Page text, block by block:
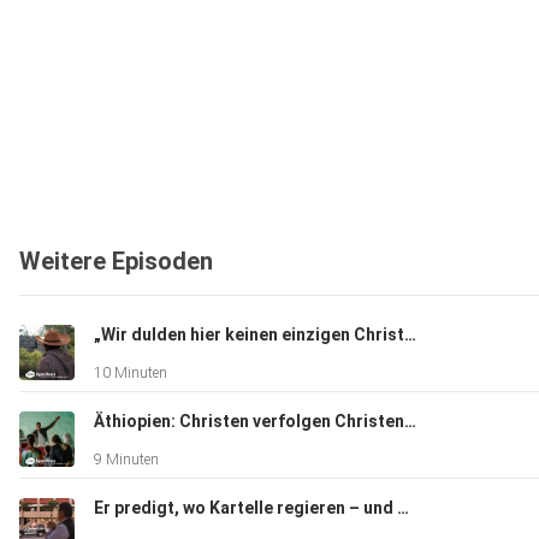
Weitere Episoden
„Wir dulden hier keinen einzigen Christen“
10 Minuten
Äthiopien: Christen verfolgen Christen?!
9 Minuten
Er predigt, wo Kartelle regieren – und überlebt